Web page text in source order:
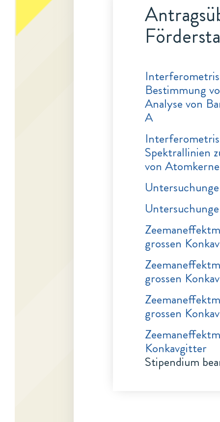
Bestimmung
Analyse von
A
Spektrallinien
von
grossen
grossen
grossen
Konkavgitter
Stipendium